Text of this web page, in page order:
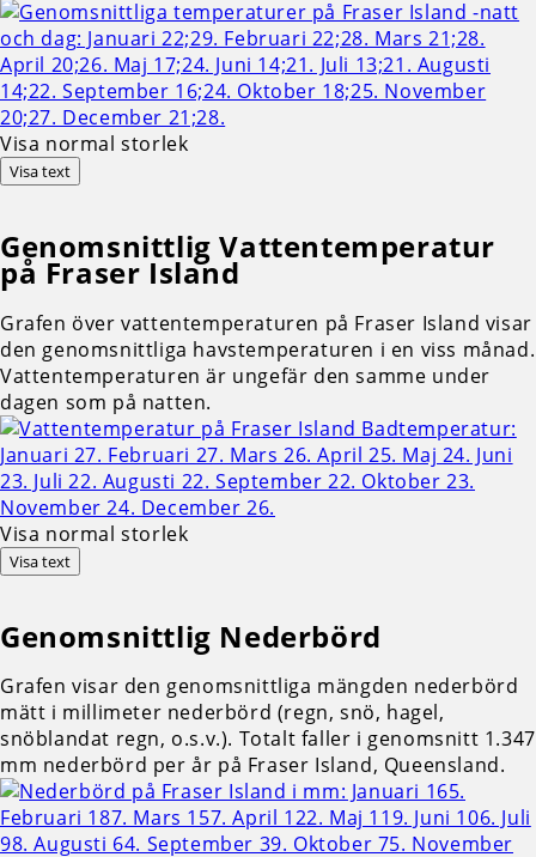
Visa normal storlek
Visa text
GenomsnittligVattentemperatur
på Fraser Island
Grafen över vattentemperaturen på Fraser Island visar
den genomsnittliga havstemperaturen i en viss månad.
Vattentemperaturen är ungefär den samme under
dagen som på natten.
Visa normal storlek
Visa text
Genomsnittlig Nederbörd
Grafen visar den genomsnittliga mängden nederbörd
mätt i millimeter nederbörd (regn, snö, hagel,
snöblandat regn, o.s.v.). Totalt faller i genomsnitt 1.347
mm nederbörd per år på Fraser Island, Queensland.